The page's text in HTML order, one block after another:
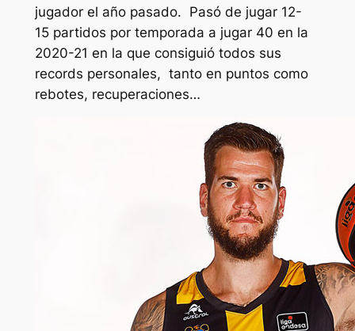
jugador el año pasado. Pasó de jugar 12-
15 partidos por temporada a jugar 40 en la
2020-21 en la que consiguió todos sus
records personales, tanto en puntos como
rebotes, recuperaciones…